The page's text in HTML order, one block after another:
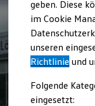
Schnell
Angebote und
Aktuelle
E-Auto-
Junge
geben. Diese
im Cookie
unseren
Richtlinie und
Folgende
eingesetzt: